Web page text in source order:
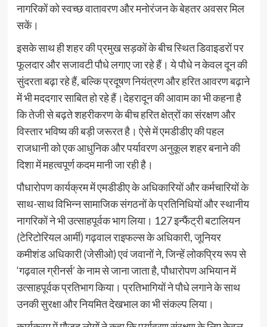
नागरिकों को स्वच्छ वातावरण और मनोरंजन के बेहतर अवसर मिल
सकें।
इसके साथ ही शहर की प्रमुख सड़कों के बीच स्थित डिवाइडरों पर
फूलदार और सजावटी पौधे लगाए जा रहे हैं। ये पौधे न केवल दून की
सुंदरता बढ़ा रहे हैं, बल्कि प्रदूषण नियंत्रण और हरित आवरण बढ़ाने
में भी मददगार साबित हो रहे हैं।देहरादून की आवाम का भी कहना है
कि तेजी से बढ़ते शहरीकरण के बीच हरित क्षेत्रों का संरक्षण और
विस्तार भविष्य की बड़ी जरूरत है। ऐसे में एमडीडीए की पहल
राजधानी को एक आधुनिक और पर्यावरण अनुकूल शहर बनाने की
दिशा में महत्वपूर्ण कदम मानी जा रही है।
पौधारोपण कार्यक्रम में एमडीडीए के अधिकारियों और कर्मचारियों के
साथ-साथ विभिन्न सामाजिक संगठनों के प्रतिनिधियों और स्थानीय
नागरिकों ने भी उत्साहपूर्वक भाग लिया। 127 इन्फैंट्री बटालियन
(टेरिटोरियल आर्मी) गढ़वाल राइफल्स के अधिकारी, जूनियर
कमीशंड अधिकारी (जेसीओ) एवं जवानों ने, जिन्हें लोकप्रिय रूप से
‘गढ़वाल ग्रीनर्स’ के नाम से जाना जाता है, पौधारोपण अभियान में
उत्साहपूर्वक प्रतिभाग किया। प्रतिभागियों ने पौधे लगाने के साथ
उनकी सुरक्षा और नियमित देखभाल का भी संकल्प लिया।